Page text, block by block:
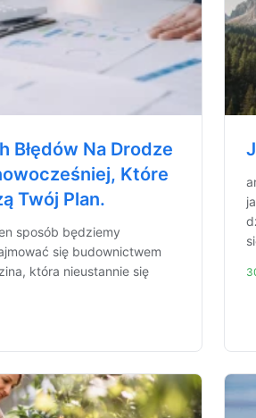
Błędów Na Drodze
Które
Twój Plan.
sposób będziemy
się budownictwem
która nieustannie się